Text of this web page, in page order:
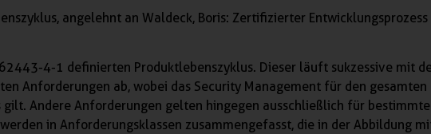
angelehnt an Waldeck, Boris: Zertifizierter Entwicklungsprozess
4-1 definierten Produktlebenszyklus. Dieser läuft sukzessive mit
Anforderungen ab, wobei das Security Management für den gesamten
Andere Anforderungen gelten hingegen ausschließlich für
in Anforderungsklassen zusammengefasst, die in der Abbildung